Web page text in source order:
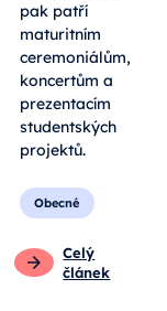
pak patří
maturitním
ceremoniálům,
koncertům a
prezentacím
studentských
projektů.
Obecné
Celý
článek